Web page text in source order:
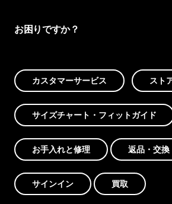
お困りですか？
カスタマーサービス スト
サイズチャート・フィットガイド
お手入れと修理 返品・交換
サインイン 買取